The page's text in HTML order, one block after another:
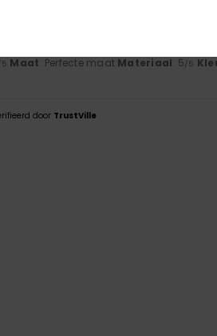
Maat: Perfecte maat Materiaal: 5/5
door TrustVille